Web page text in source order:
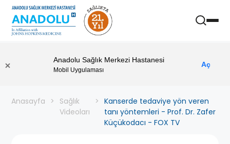
Anadolu Sağlık Merkezi Hastanesi
Mobil Uygulaması
Aç
Anasayfa
Sağlık
Videoları
Kanserde tedaviye yön veren
tanı yöntemleri - Prof. Dr. Zafer
Küçükodacı - FOX TV